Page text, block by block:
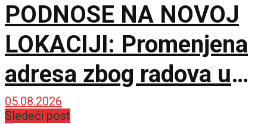
PODNOSE NA NOVOJ
LOKACIJI: Promenjena
adresa zbog radova u
Karaburmi
05.08.2026
Sledeći post